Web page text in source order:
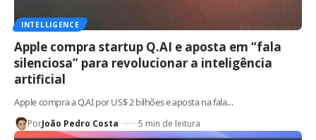
INTELLIGENCE
Apple compra startup Q.AI e aposta em “fala
silenciosa” para revolucionar a inteligência
artificial
Apple compra a Q.AI por US$ 2 bilhões e aposta na fala…
PorJoão Pedro Costa 5 min de leitura